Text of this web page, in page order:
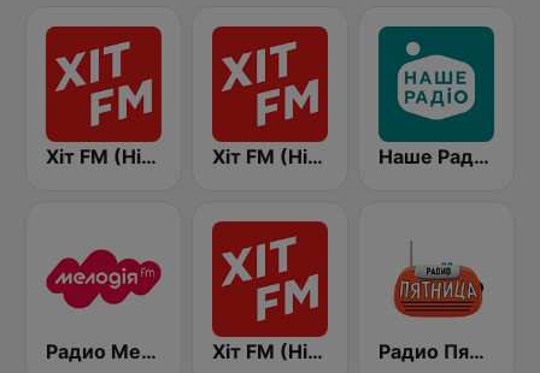
Хіт FM (Hit FM) - Best Хіт FM (Hit FM) - Top Наше Радио (Nashe Radio) 107.9
Радио Мелодия (Radio Melodia) Хіт FM (Hit FM) - Ukr Радио Пятница (Pyatnica)